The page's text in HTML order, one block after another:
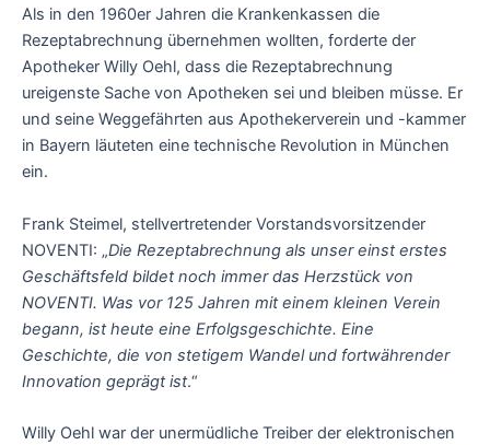
Als in den 1960er Jahren die Krankenkassen die
Rezeptabrechnung übernehmen wollten, forderte der
Apotheker Willy Oehl, dass die Rezeptabrechnung
ureigenste Sache von Apotheken sei und bleiben müsse. Er
und seine Weggefährten aus Apothekerverein und -kammer
in Bayern läuteten eine technische Revolution in München
ein.
Frank Steimel, stellvertretender Vorstandsvorsitzender
NOVENTI: „Die Rezeptabrechnung als unsereinst erstes
Geschäftsfeld bildet noch immer das Herzstück von
NOVENTI. Was vor 125 Jahren mit einem kleinen Verein
begann, ist heute eine Erfolgsgeschichte. Eine
Geschichte, die von stetigem Wandel und fortwährender
Innovation geprägt ist.“
Willy Oehl war der unermüdliche Treiber der elektronischen